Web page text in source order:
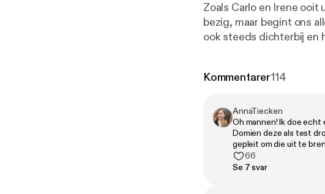
Zoals Carlo en Irene
bezig, maar begint ons
ook steeds dichterbij en
het opwindende
KAARTEN VOOR MAN
'Man man man, de
Kommentarer114
AnnaTiecken
Oh mannen! Ik doe echt
Domien deze als test
gepleit om die uit te
66
Se 7 svar